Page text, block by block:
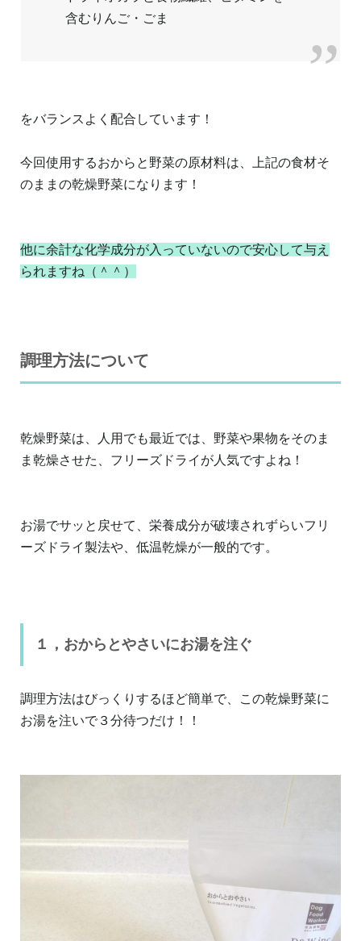
含むりんご・ごま
をバランスよく配合しています！
今回使用するおからと野菜の原材料は、上記の食材そ
のままの乾燥野菜になります！
他に余計な化学成分が入っていないので安心して与え
られますね（＾＾）
調理方法について
乾燥野菜は、人用でも最近では、野菜や果物をそのま
ま乾燥させた、フリーズドライが人気ですよね！
お湯でサッと戻せて、栄養成分が破壊されずらいフリ
ーズドライ製法や、低温乾燥が一般的です。
１，おからとやさいにお湯を注ぐ
調理方法はびっくりするほど簡単で、この乾燥野菜に
お湯を注いで３分待つだけ！！